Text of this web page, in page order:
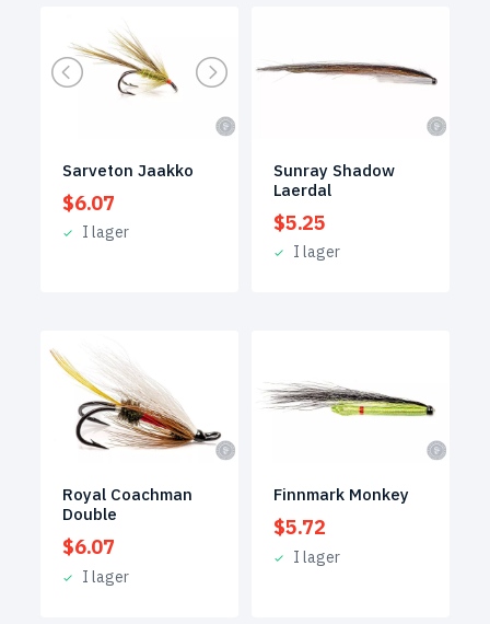
Sarveton Jaakko
$6.07
I lager
Sunray Shadow
Laerdal
$5.25
I lager
Royal Coachman
Double
$6.07
I lager
Finnmark Monkey
$5.72
I lager